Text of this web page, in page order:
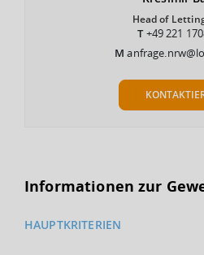
Head of
T+49 221
M
Informationen zur
HAUPTKRITERIEN